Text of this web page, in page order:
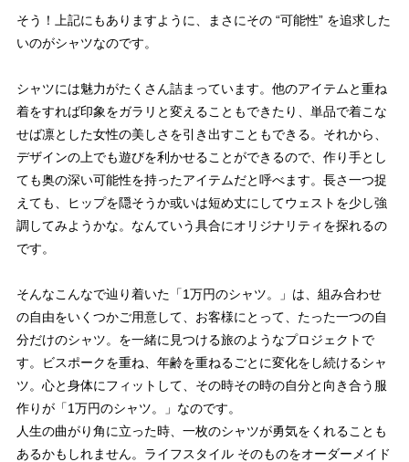
そう！上記にもありますように、まさにその “可能性” を追求した
いのがシャツなのです。
シャツには魅力がたくさん詰まっています。他のアイテムと重ね
着をすれば印象をガラリと変えることもできたり、単品で着こな
せば凛とした女性の美しさを引き出すこともできる。それから、
デザインの上でも遊びを利かせることができるので、作り手とし
ても奥の深い可能性を持ったアイテムだと呼べます。長さ一つ捉
えても、ヒップを隠そうか或いは短め丈にしてウェストを少し強
調してみようかな。なんていう具合にオリジナリティを探れるの
です。
そんなこんなで辿り着いた「1万円のシャツ。」は、組み合わせ
の自由をいくつかご用意して、お客様にとって、たった一つの自
分だけのシャツ。を一緒に見つける旅のようなプロジェクトで
す。ビスポークを重ね、年齢を重ねるごとに変化をし続けるシャ
ツ。心と身体にフィットして、その時その時の自分と向き合う服
作りが「1万円のシャツ。」なのです。
人生の曲がり角に立った時、一枚のシャツが勇気をくれることも
あるかもしれません。ライフスタイル そのものをオーダーメイド